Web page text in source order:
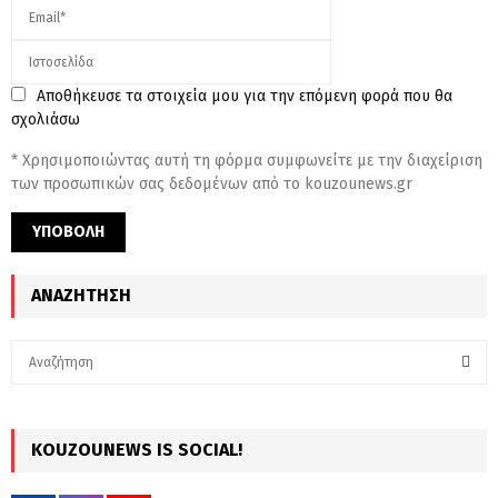
Αποθήκευσε τα στοιχεία μου για την επόμενη φορά που θα
σχολιάσω
* Χρησιμοποιώντας αυτή τη φόρμα συμφωνείτε με την διαχείριση
των προσωπικών σας δεδομένων από το kouzounews.gr
ΑΝΑΖΉΤΗΣΗ
h
f
KOUZOUNEWS IS SOCIAL!